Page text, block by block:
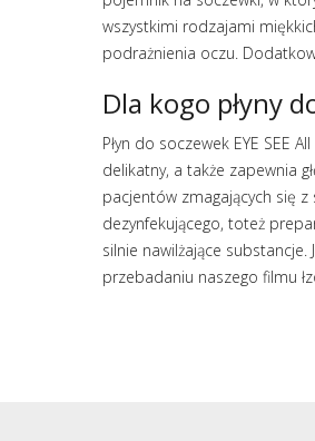
wszystkimi rodzajami
podrażnienia oczu.
Dla kogo płyny
Płyn do soczewek EYE SEE
delikatny, a także zapewnia
pacjentów zmagających się z
dezynfekującego, toteż
silnie nawilżające
przebadaniu naszego filmu